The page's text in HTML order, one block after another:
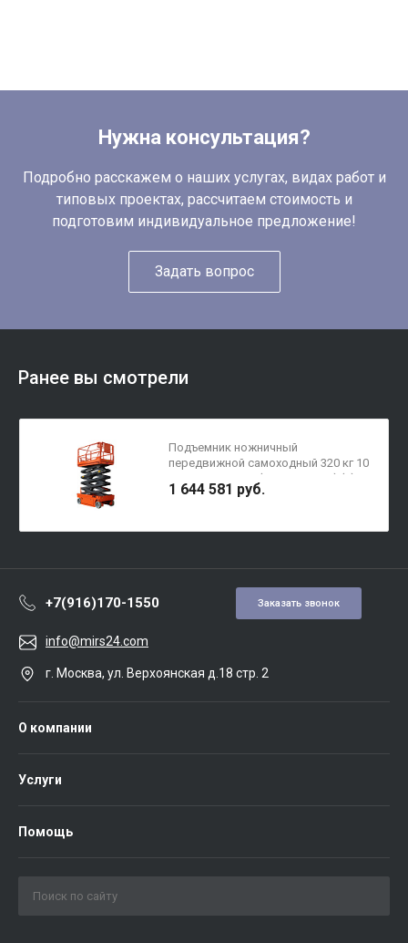
Нужна консультация?
Подробно расскажем о наших услугах, видах работ и
типовых проектах, рассчитаем стоимость и
подготовим индивидуальное предложение!
Задать вопрос
Ранее вы смотрели
Подъемник ножничный
передвижной самоходный 320 кг 10
м TOR GTJZ1012 (автономный) (Y)
1 644 581 руб.
+7(916)170-1550 Заказать звонок
info@mirs24.com
г. Москва, ул. Верхоянская д.18 стр. 2
О компании
Услуги
Помощь